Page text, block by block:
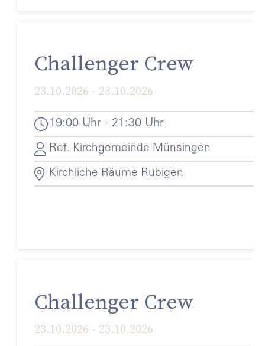
Challenger Crew
23.10.2026 - 23.10.2026
19:00 Uhr - 21:30 Uhr
Ref. Kirchgemeinde Münsingen
Kirchliche Räume Rubigen
Challenger Crew
23.10.2026 - 23.10.2026